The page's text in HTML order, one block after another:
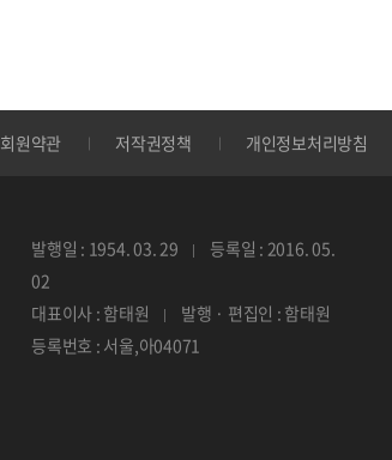
회원약관 저작권정책 개인정보처리방침
발행일 : 1954. 03. 29
등록일 : 2016. 05.
02
대표이사 : 함태원
발행 · 편집인 : 함태원
등록번호 : 서울,아04071